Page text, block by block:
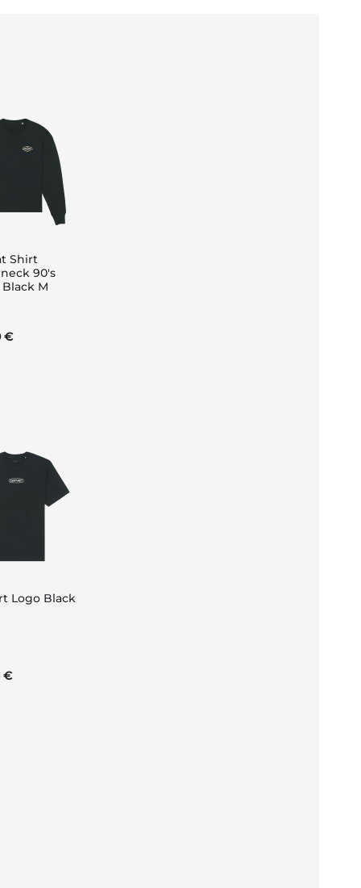
Shirt
90's
M
€
Logo Black
€